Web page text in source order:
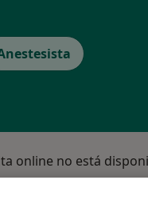
online no está
una cita